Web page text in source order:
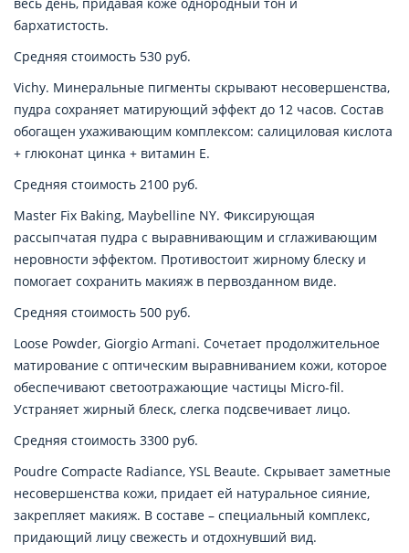
бархатистость.
Средняя стоимость 530 руб.
Vichy. Минеральные пигменты скрывают несовершенства,
пудра сохраняет матирующий эффект до 12 часов. Состав
обогащен ухаживающим комплексом: салициловая кислота
+ глюконат цинка + витамин E.
Средняя стоимость 2100 руб.
Master Fix Baking, Maybelline NY. Фиксирующая
рассыпчатая пудра с выравнивающим и сглаживающим
неровности эффектом. Противостоит жирному блеску и
помогает сохранить макияж в первозданном виде.
Средняя стоимость 500 руб.
Loose Powder, Giorgio Armani. Сочетает продолжительное
матирование с оптическим выравниванием кожи, которое
обеспечивают светоотражающие частицы Micro-fil.
Устраняет жирный блеск, слегка подсвечивает лицо.
Средняя стоимость 3300 руб.
Poudre Compacte Radiance, YSL Beaute. Скрывает заметные
несовершенства кожи, придает ей натуральное сияние,
закрепляет макияж. В составе – специальный комплекс,
придающий лицу свежесть и отдохнувший вид.